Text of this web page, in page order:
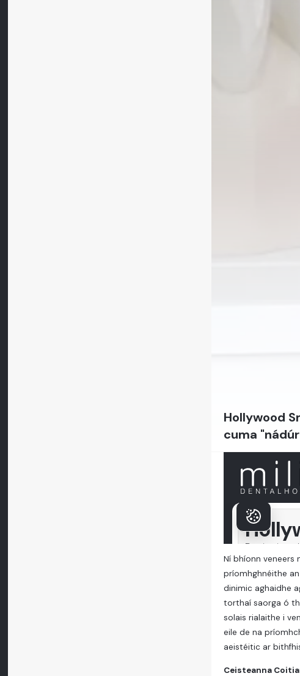
Hollywood
cuma
Ní bhíonn
príomhghnéithe
dinimic aghaidhe
torthaí saorga ó
solais rialaithe i
eile de na
aeistéitic ar
Ceisteanna